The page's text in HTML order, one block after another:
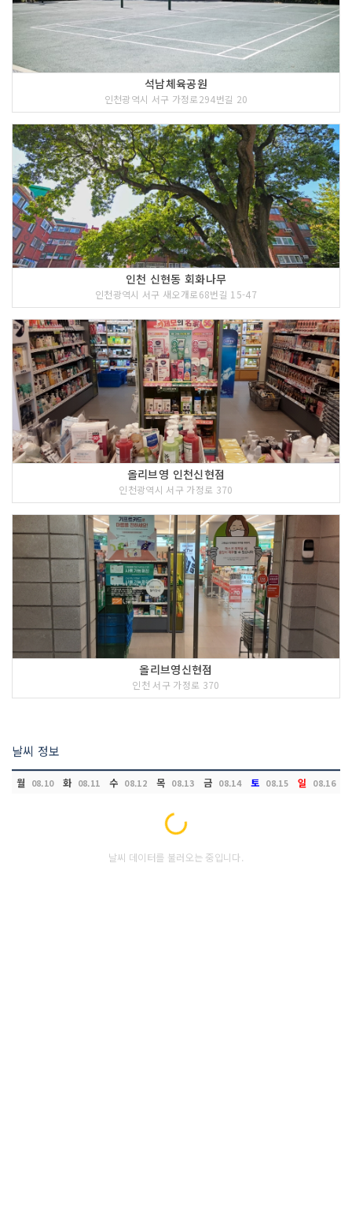
석남체육공원
인천광역시 서구 가정로294번길 20
인천 신현동 회화나무
인천광역시 서구 새오개로68번길 15-47
올리브영 인천신현점
인천광역시 서구 가정로 370
올리브영신현점
인천 서구 가정로 370
날씨 정보
월 08.10 화 08.11 수 08.12 목 08.13 금 08.14 토 08.15 일 08.16
Loading...
날씨 데이터를 불러오는 중입니다.